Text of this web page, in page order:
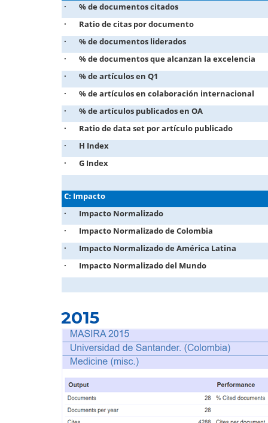
· % de documentos citados
· Ratio de citas por documento
· % de documentos liderados
· % de documentos que alcanzan la excelencia
· % de artículos en Q1
· % de artículos en colaboración internacional
· % de artículos publicados en OA
· Ratio de data set por artículo publicado
· H Index
· G Index
C: Impacto
· Impacto Normalizado
· Impacto Normalizado de Colombia
· Impacto Normalizado de América Latina
· Impacto Normalizado del Mundo
2015